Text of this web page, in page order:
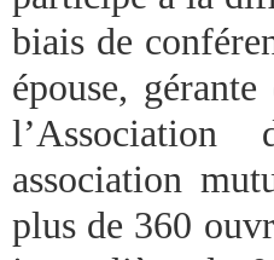
biais de
épouse,
l’Association
association
plus de 360